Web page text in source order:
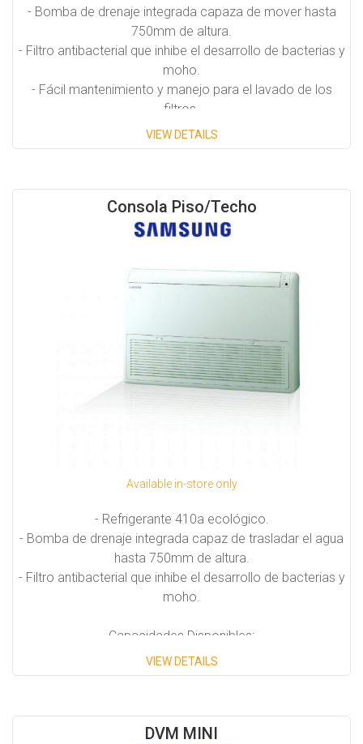
- Bomba de drenaje integrada capaza de mover hasta
750mm de altura.
- Filtro antibacterial que inhibe el desarrollo de bacterias y
moho.
- Fácil mantenimiento y manejo para el lavado de los
filtros.
Capacidades Disponibles:
30,700 BTU/H
39,200 BTU/H
48,000 BTU/H
VIEW DETAILS
Consola Piso/Techo
Available in-store only
- Refrigerante 410a ecológico.
- Bomba de drenaje integrada capaz de trasladar el agua
hasta 750mm de altura.
- Filtro antibacterial que inhibe el desarrollo de bacterias y
moho.
Capacidades Disponibles:
19,000 BTU/H
VIEW DETAILS
DVM MINI